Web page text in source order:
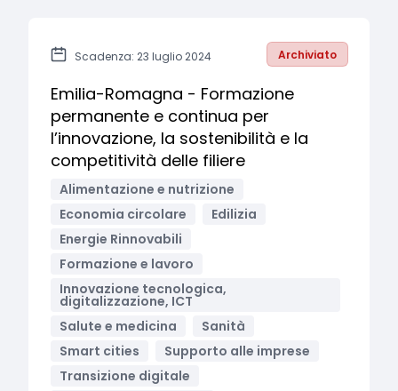
Scadenza: 23 luglio 2024 Archiviato
Emilia-Romagna - Formazione
permanente e continua per
l’innovazione, la sostenibilità e la
competitività delle filiere
Alimentazione e nutrizione
Economia circolare
Edilizia
Energie Rinnovabili
Formazione e lavoro
Innovazione tecnologica,
digitalizzazione, ICT
Salute e medicina
Sanità
Smart cities
Supporto alle imprese
Transizione digitale